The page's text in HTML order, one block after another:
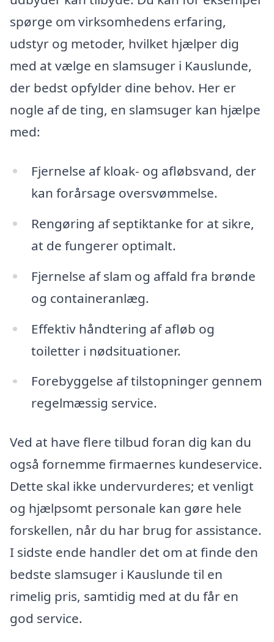
spørge om virksomhedens erfaring,
udstyr og metoder, hvilket hjælper dig
med at vælge en slamsuger i Kauslunde,
der bedst opfylder dine behov. Her er
nogle af de ting, en slamsuger kan hjælpe
med:
Fjernelse af kloak- og afløbsvand, der
kan forårsage oversvømmelse.
Rengøring af septiktanke for at sikre,
at de fungerer optimalt.
Fjernelse af slam og affald fra brønde
og containeranlæg.
Effektiv håndtering af afløb og
toiletter i nødsituationer.
Forebyggelse af tilstopninger gennem
regelmæssig service.
Ved at have flere tilbud foran dig kan du
også fornemme firmaernes kundeservice.
Dette skal ikke undervurderes; et venligt
og hjælpsomt personale kan gøre hele
forskellen, når du har brug for assistance.
I sidste ende handler det om at finde den
bedste slamsuger i Kauslunde til en
rimelig pris, samtidig med at du får en
god service.